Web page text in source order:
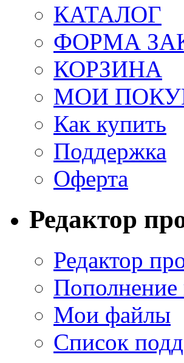
КАТАЛОГ
ФОРМА
КОРЗИНА
МОИ
Как купить
Поддержка
Оферта
Редактор
Редактор
Пополнение
Мои файлы
Список